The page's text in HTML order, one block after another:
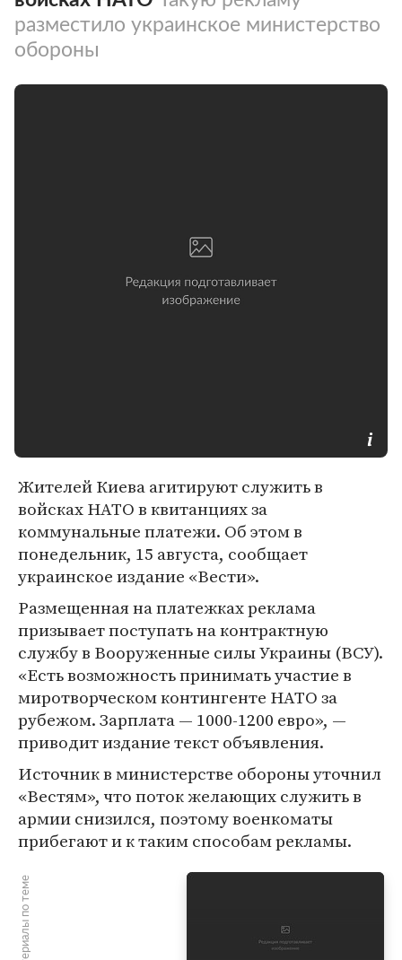
разместило украинское министерство
обороны
Жителей Киева агитируют служить в
войсках НАТО в квитанциях за
коммунальные платежи. Об этом в
понедельник, 15 августа, сообщает
украинское издание «Вести».
Размещенная на платежках реклама
призывает поступать на контрактную
службу в Вооруженные силы Украины (ВСУ).
«Есть возможность принимать участие в
миротворческом контингенте НАТО за
рубежом. Зарплата — 1000-1200 евро», —
приводит издание текст объявления.
Источник в министерстве обороны уточнил
«Вестям», что поток желающих служить в
армии снизился, поэтому военкоматы
прибегают и к таким способам рекламы.
Материалы по теме